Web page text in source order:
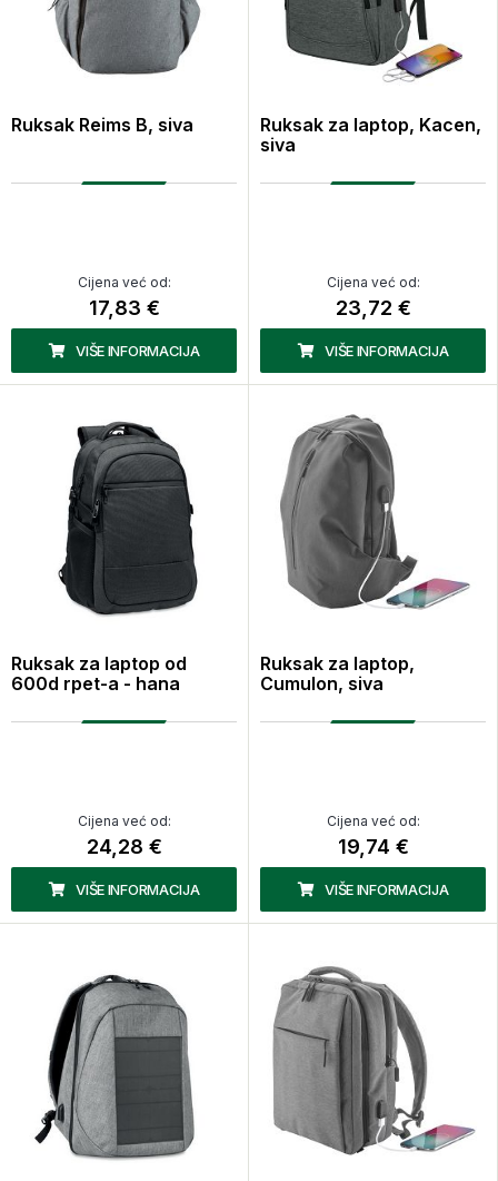
Ruksak Reims B, siva
Cijena već od:
17,83 €
VIŠE INFORMACIJA
Ruksak za laptop, Kacen,
siva
Cijena već od:
23,72 €
VIŠE INFORMACIJA
Ruksak za laptop od
600d rpet-a - hana
Cijena već od:
24,28 €
VIŠE INFORMACIJA
Ruksak za laptop,
Cumulon, siva
Cijena već od:
19,74 €
VIŠE INFORMACIJA